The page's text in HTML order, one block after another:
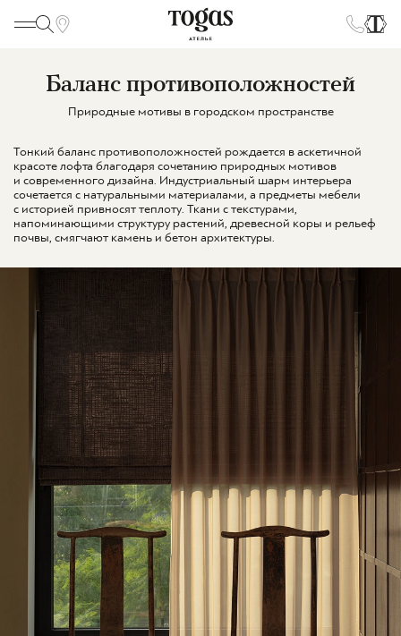
Баланс противоположностей
Природные мотивы в городском пространстве
Тонкий баланс противоположностей рождается в аскетичной
красоте лофта благодаря сочетанию природных мотивов
и современного дизайна. Индустриальный шарм интерьера
сочетается с натуральными материалами, а предметы мебели
с историей привносят теплоту. Ткани с текстурами,
напоминающими структуру растений, древесной коры и рельеф
почвы, смягчают камень и бетон архитектуры.